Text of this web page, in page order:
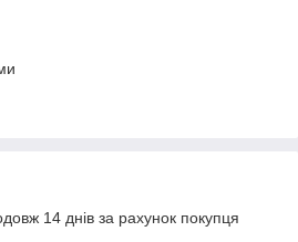
14 днів за рахунок покупця